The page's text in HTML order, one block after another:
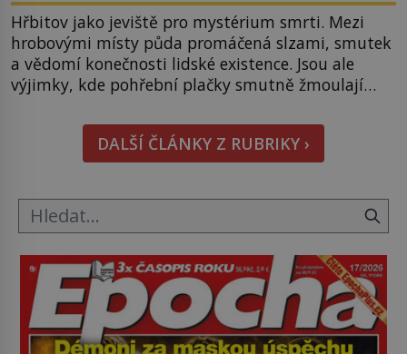
Hřbitov jako jeviště pro mystérium smrti. Mezi
hrobovými místy půda promáčená slzami, smutek
a vědomí konečnosti lidské existence. Jsou ale
výjimky, kde pohřební plačky smutně žmoulají
pohledu na výši vyměřené podpory
v nezaměstnanosti. Kam vás pozveme? Unikátní
hřbitov, který si vysloužil název „Veselý“, najdeme
DALŠÍ ČLÁNKY Z RUBRIKY ›